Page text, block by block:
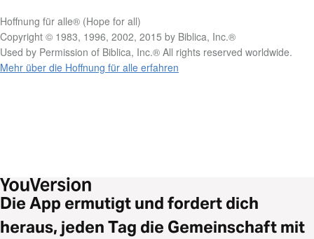
Hoffnung für alle® (Hope for all)
Copyright © 1983, 1996, 2002, 2015 by Biblica, Inc.®
Used by Permission of Biblica, Inc.® All rights reserved worldwide.
Mehr über die Hoffnung für alle erfahren
Die App ermutigt und fordert dich
heraus, jeden Tag die Gemeinschaft mit